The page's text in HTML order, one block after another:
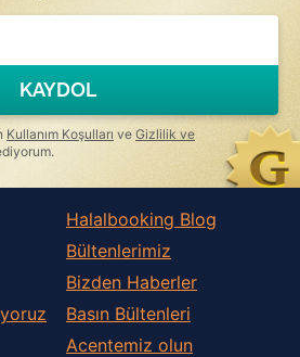
KAYDOL
Kullanım Koşulları ve Gizlilik ve
Halalbooking Blog
Bültenlerimiz
Bizden Haberler
Basın Bültenleri
Acentemiz olun